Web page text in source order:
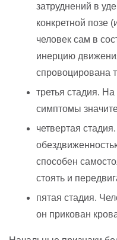
затруднений в
конкретной позе
человек сам в
инерцию
спровоцирована
третья стадия.
симптомы
четвертая
способен
стоять и
пятая стадия.
он прикован